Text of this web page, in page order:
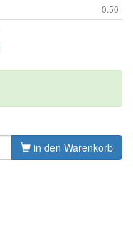
0.50
in den Warenkorb